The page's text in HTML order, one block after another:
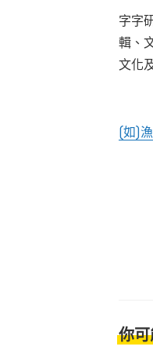
字字
輯、
文化
(如)
你